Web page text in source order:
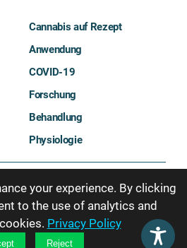
Cannabis auf Rezept
Anwendung
COVID-19
Forschung
Behandlung
Physiologie
your experience. By clicking
to the use of analytics and
Privacy Policy
Reject